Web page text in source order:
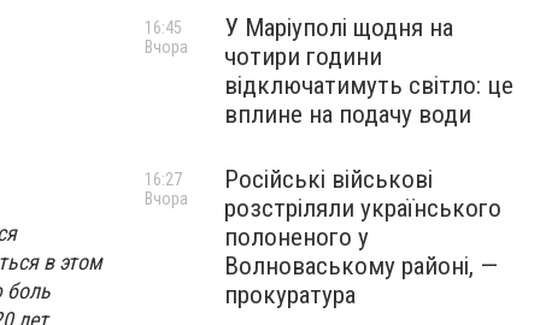
в этом
боль
лет,
У Маріуполі щодня на
чотири години
відключатимуть світло: це
вплине на подачу води
16:45
Вчора
Російські військові
розстріляли українського
полоненого у
Волноваському районі, —
прокуратура
16:27
Вчора